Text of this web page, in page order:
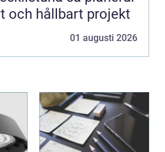
och hållbart projekt
01 augusti 2026